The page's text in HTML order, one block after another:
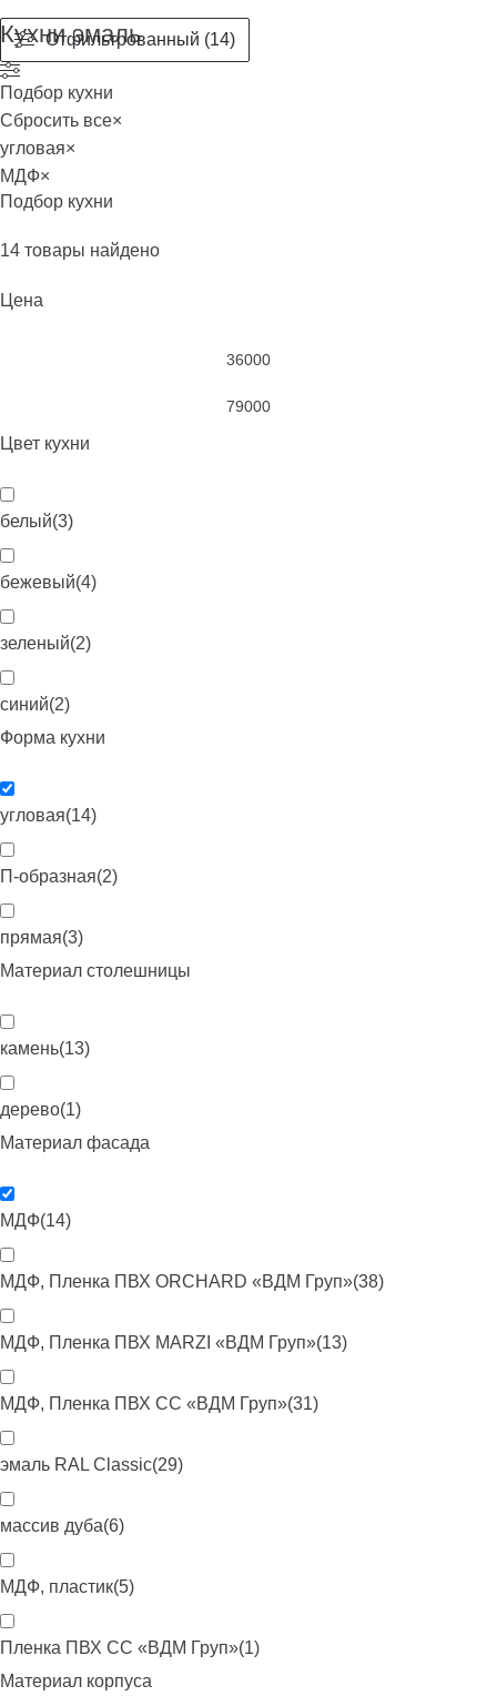
Кухни эмаль
Отфильтрованный (14)
Подбор кухни
Сбросить все×
угловая×
МДФ×
Подбор кухни
14 товары найдено
Цена
Цвет кухни
белый(3)
бежевый(4)
зеленый(2)
синий(2)
Форма кухни
угловая(14)
П-образная(2)
прямая(3)
Материал столешницы
камень(13)
дерево(1)
Материал фасада
МДФ(14)
МДФ, Пленка ПВХ ORCHARD «ВДМ Груп»(38)
МДФ, Пленка ПВХ MARZI «ВДМ Груп»(13)
МДФ, Пленка ПВХ CC «ВДМ Груп»(31)
эмаль RAL Classic(29)
массив дуба(6)
МДФ, пластик(5)
Пленка ПВХ CC «ВДМ Груп»(1)
Материал корпуса